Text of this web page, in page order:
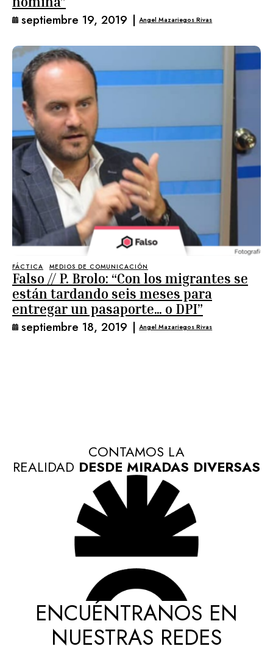
septiembre 19, 2019 | Angel Mazariegos Rivas
FÁCTICA MEDIOS DE COMUNICACIÓN
Falso // P. Brolo: “Con los migrantes se
están tardando seis meses para
entregar un pasaporte… o DPI”
septiembre 18, 2019 | Angel Mazariegos Rivas
CONTAMOS LA
REALIDAD DESDE MIRADAS DIVERSAS
ENCUÉNTRANOS EN
NUESTRAS REDES